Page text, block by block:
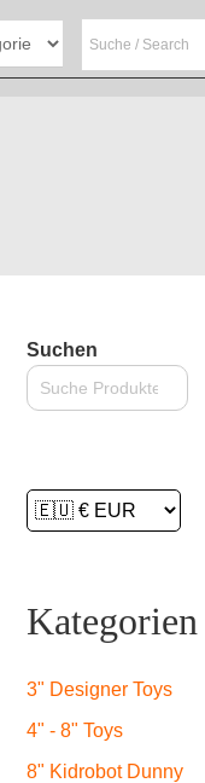
Suchen
Kategorien
3" Designer Toys
4" - 8" Toys
8" Kidrobot Dunny